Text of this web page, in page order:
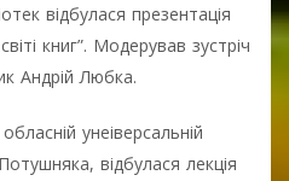
відбулася презентація
книг”. Модерував зустріч
Андрій Любка.
унеіверсальній
відбулася лекція